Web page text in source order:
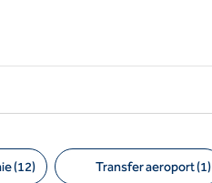
(12) Transfer aeroport (1)